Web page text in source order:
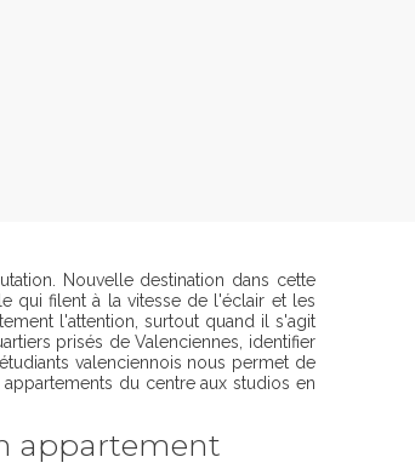
Nouvelle destination dans cette
qui filent à la vitesse de l'éclair et les
l'attention, surtout quand il s'agit
prisés de Valenciennes, identifier
valenciennois nous permet de
du centre aux studios en
appartement